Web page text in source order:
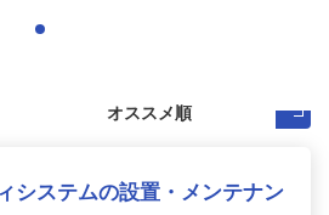
システムの設置・メンテナン